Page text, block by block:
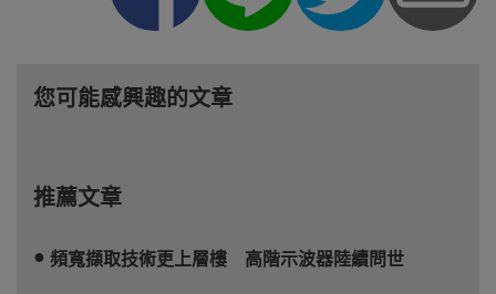
您可能感興趣的文章
推薦文章
頻寬擷取技術更上層樓 高階示波器陸續問世